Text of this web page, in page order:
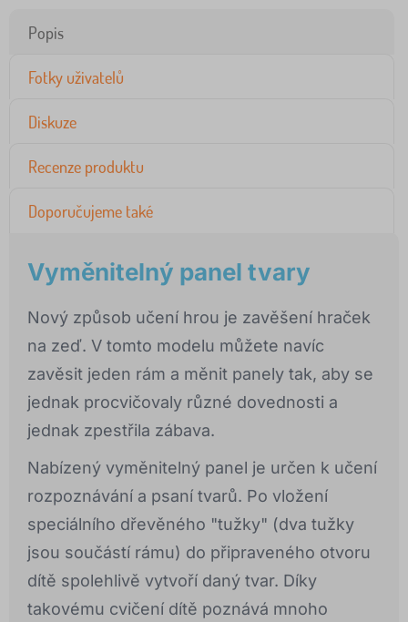
Popis
Fotky uživatelů
Diskuze
Recenze produktu
Doporučujeme také
Vyměnitelný panel tvary
Nový způsob učení hrou je zavěšení hraček
na zeď. V tomto modelu můžete navíc
zavěsit jeden rám a měnit panely tak, aby se
jednak procvičovaly různé dovednosti a
jednak zpestřila zábava.
Nabízený vyměnitelný panel je určen k učení
rozpoznávání a psaní tvarů. Po vložení
speciálního dřevěného "tužky" (dva tužky
jsou součástí rámu) do připraveného otvoru
dítě spolehlivě vytvoří daný tvar. Díky
takovému cvičení dítě poznává mnoho